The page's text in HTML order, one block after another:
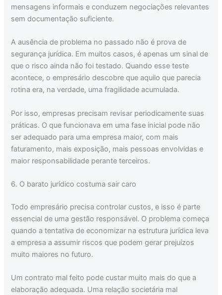
mensagens informais e conduzem negociações relevantes
sem documentação suficiente.
A ausência de problema no passado não é prova de
segurança jurídica. Em muitos casos, é apenas um sinal de
que o risco ainda não foi testado. Quando esse teste
acontece, o empresário descobre que aquilo que parecia
rotina era, na verdade, uma fragilidade acumulada.
Por isso, empresas precisam revisar periodicamente suas
práticas. O que funcionava em uma fase inicial pode não
ser adequado para uma empresa maior, com mais
faturamento, mais exposição, mais pessoas envolvidas e
maior responsabilidade perante terceiros.
6. O barato jurídico costuma sair caro
Todo empresário precisa controlar custos, e isso é parte
essencial de uma gestão responsável. O problema começa
quando a tentativa de economizar na estrutura jurídica leva
a empresa a assumir riscos que podem gerar prejuízos
muito maiores no futuro.
Um contrato mal feito pode custar muito mais do que a
elaboração adequada. Uma relação societária mal